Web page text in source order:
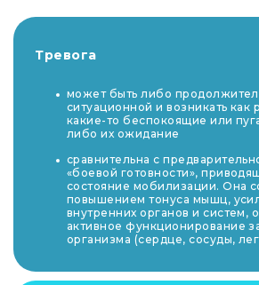
Тревога
может быть либо
ситуационной и возникать как
какие-то беспокоящие или
либо их ожидание
сравнительна с
«боевой готовности»,
состояние мобилизации. Она
повышением тонуса мышц,
внутренних органов и систем,
активное функционирование
организма (сердце, сосуды,